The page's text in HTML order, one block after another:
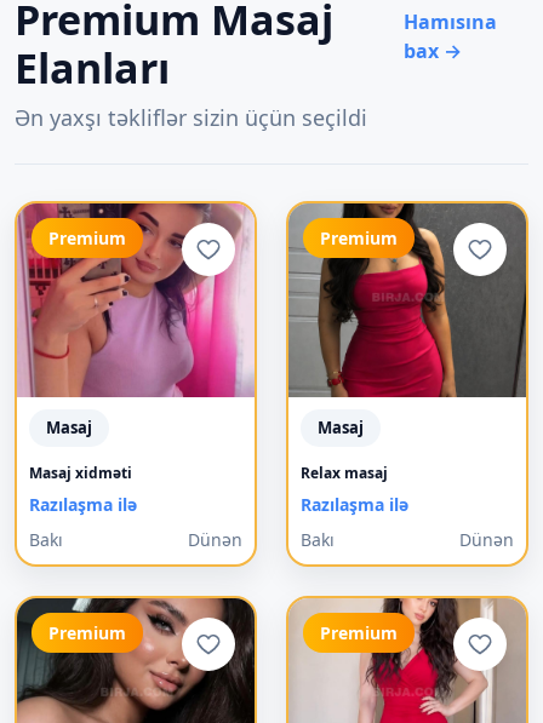
Premium Masaj
Elanları
Ən yaxşı təkliflər sizin üçün seçildi
Hamısına
bax →
Premium
Masaj
Masaj xidməti
Razılaşma ilə
Bakı
Dünən
Premium
Masaj
Relax masaj
Razılaşma ilə
Bakı
Dünən
Premium Premium